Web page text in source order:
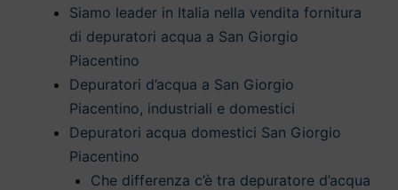
Siamo leader in Italia nella vendita fornitura
di depuratori acqua a San Giorgio
Piacentino
Depuratori d’acqua a San Giorgio
Piacentino, industriali e domestici
Depuratori acqua domestici San Giorgio
Piacentino
Che differenza c’è tra depuratore d’acqua